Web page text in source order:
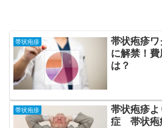
帯状疱疹
帯状疱疹ワ
に解禁！
は？
帯状疱疹
帯状疱疹
症 帯状疱